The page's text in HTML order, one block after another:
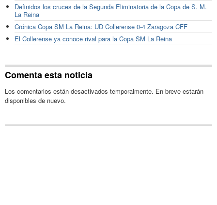
Definidos los cruces de la Segunda Eliminatoria de la Copa de S. M.
La Reina
Crónica Copa SM La Reina: UD Collerense 0-4 Zaragoza CFF
El Collerense ya conoce rival para la Copa SM La Reina
Comenta esta noticia
Los comentarios están desactivados temporalmente. En breve estarán
disponibles de nuevo.